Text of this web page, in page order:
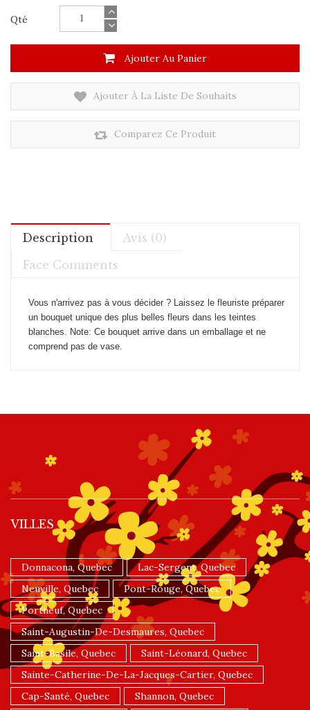
Qté
Ajouter Au Panier
Ajouter À La Liste De Souhaits
Comparez Ce Produit
Description
Avis (0)
Face Comments
Vous n'arrivez pas à vous décider ? Laissez le fleuriste préparer
un bouquet unique des plus belles fleurs dans les teintes
blanches. Note: Ce bouquet arrive dans un emballage et ne
comprend pas de vase.
VILLES
Donnacona, Quebec
Lac-Sergent, Quebec
Neuville, Quebec
Pont-Rouge, Quebec
Portneuf, Quebec
Saint-Augustin-De-Desmaures, Quebec
Saint-Basile, Quebec
Saint-Léonard, Quebec
Sainte-Catherine-De-La-Jacques-Cartier, Quebec
Cap-Santé, Quebec
Shannon, Quebec